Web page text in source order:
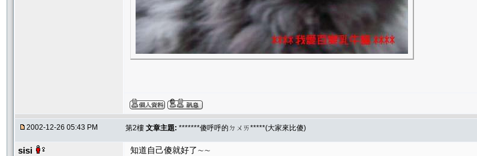
2002-12-26 05:43 PM 第2樓 文章主題: *******傻呼呼的ㄉㄨㄞ*****(大家來比傻)
sisi
知道自己傻就好了∼∼